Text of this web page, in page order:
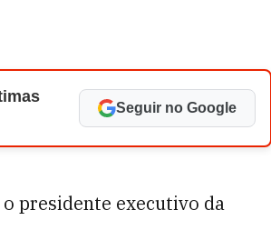
Seguir no Google
presidente executivo da